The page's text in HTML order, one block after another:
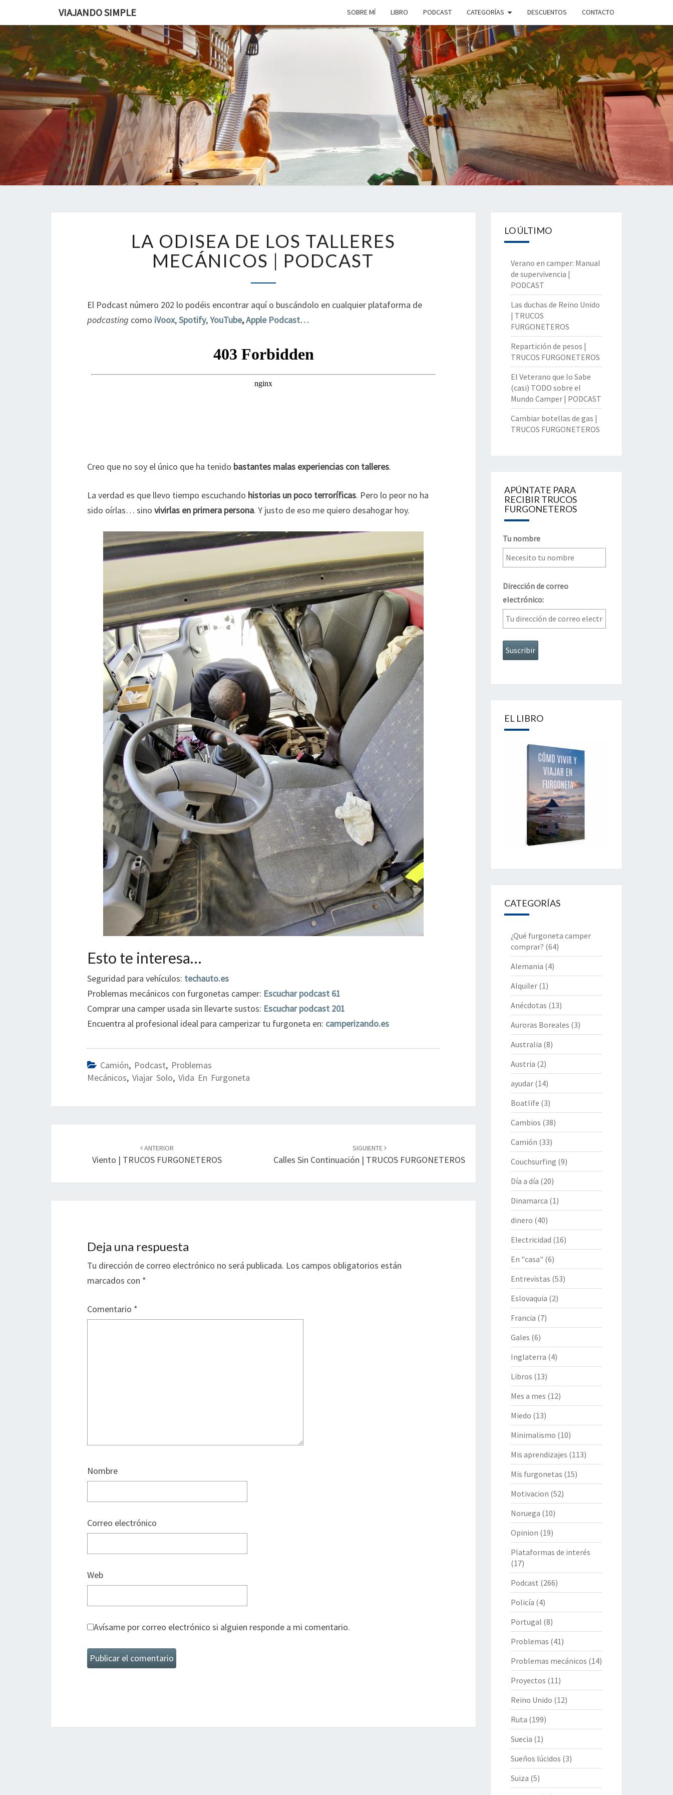
VIAJANDO SIMPLE SOBRE MÍ LIBRO PODCAST CATEGORÍAS DESCUENTOS CONTACTO
VIAJANDO
SIMPLE
Viviendo
En Un
Camión
Camper
Por
ODISEA
DE
LOS
|
PODCAST
LA ODISEA DE LOS TALLERES
MECÁNICOS | PODCAST
El Podcast número 202 lo podéis encontrar aquí o buscándolo en cualquier plataforma de
podcasting como iVoox,Spotify,YouTube,Apple Podcast…
Creo que no soy el único que ha tenido bastantes malas experiencias con talleres.
La verdad es que llevo tiempo escuchando historias un poco terroríficas. Pero lo peor no ha
sido oírlas… sino vivirlas en primera persona. Y justo de eso me quiero desahogar hoy.
Esto te interesa…
Seguridad para vehículos: techauto.es
Problemas mecánicos con furgonetas camper: Escuchar podcast 61
Comprar una camper usada sin llevarte sustos: Escuchar podcast 201
Encuentra al profesional ideal para camperizar tu furgoneta en: camperizando.es
Camión, Podcast, Problemas
Mecánicos, Viajar Solo, Vida En Furgoneta
entradas
ANTERIOR
Viento | TRUCOS FURGONETEROS
SIGUIENTE
Calles Sin Continuación | TRUCOS FURGONETEROS
Deja una respuesta
Tu dirección de correo electrónico no será publicada. Los campos obligatorios están
marcados con *
Comentario *
Nombre
Correo electrónico
Web
Avísame por correo electrónico si alguien responde a mi comentario.
LO ÚLTIMO
Verano en camper: Manual
de supervivencia |
PODCAST
Las duchas de Reino Unido
| TRUCOS
FURGONETEROS
Repartición de pesos |
TRUCOS FURGONETEROS
El Veterano que lo Sabe
(casi) TODO sobre el
Mundo Camper | PODCAST
Cambiar botellas de gas |
TRUCOS FURGONETEROS
APÚNTATE PARA
RECIBIR TRUCOS
FURGONETEROS
Tu nombre
Dirección de correo
electrónico:
EL LIBRO
CATEGORÍAS
¿Qué furgoneta camper
comprar? (64)
Alemania (4)
Alquiler(1)
Anécdotas (13)
Auroras Boreales (3)
Australia (8)
Austria (2)
ayudar(14)
Boatlife (3)
Cambios (38)
Camión (33)
Couchsurfing (9)
Día a día (20)
Dinamarca (1)
dinero (40)
Electricidad (16)
En "casa" (6)
Entrevistas (53)
Eslovaquia (2)
Francia (7)
Gales (6)
Inglaterra (4)
Libros (13)
Mes a mes (12)
Miedo (13)
Minimalismo (10)
Mis aprendizajes (113)
Mis furgonetas (15)
Motivacion (52)
Noruega (10)
Opinion (19)
Plataformas de interés
(17)
Podcast (266)
Policía (4)
Portugal (8)
Problemas (41)
Problemas mecánicos (14)
Proyectos (11)
Reino Unido (12)
Ruta (199)
Suecia (1)
Sueños lúcidos (3)
Suiza (5)